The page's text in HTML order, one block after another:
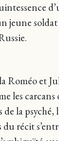
jeune
et
les
la
récit